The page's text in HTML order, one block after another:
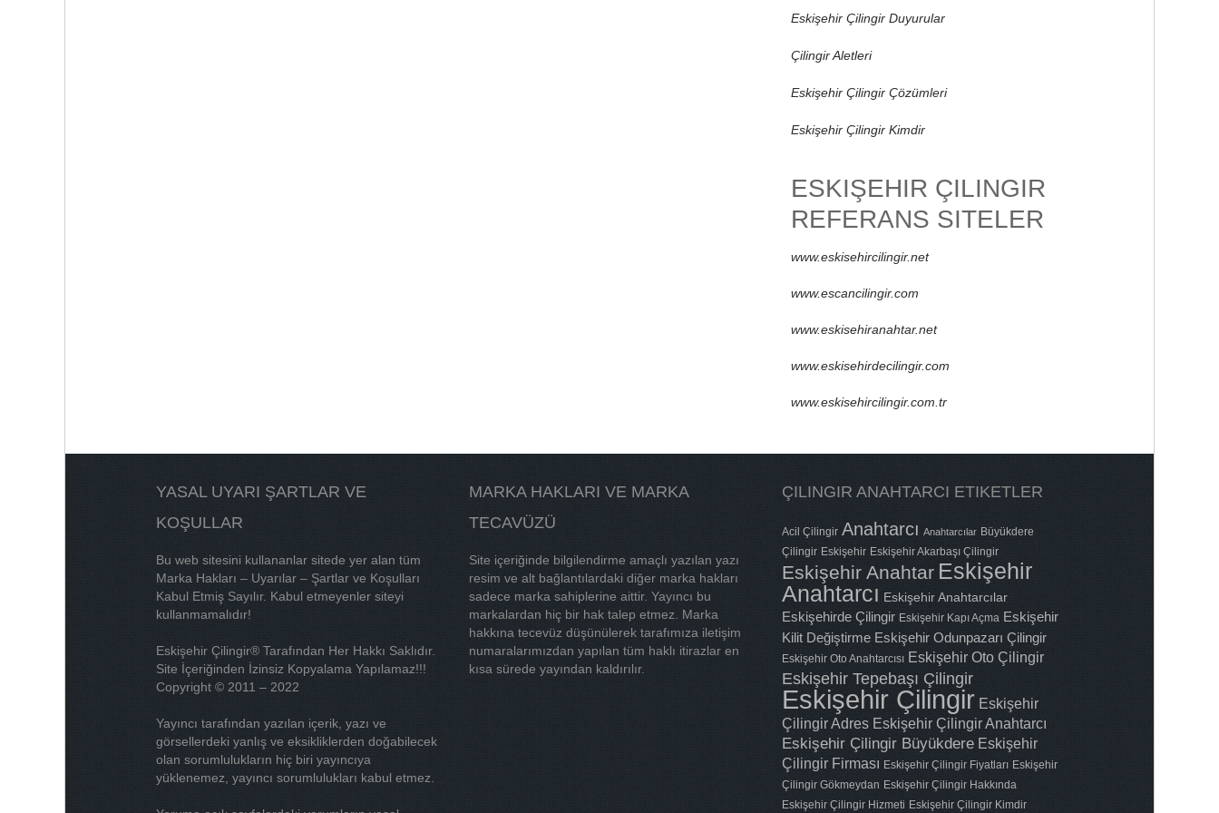
Eskişehir Çilingir Duyurular
Çilingir Aletleri
Eskişehir Çilingir Çözümleri
Eskişehir Çilingir Kimdir
ESKIŞEHIR ÇILINGIR
REFERANS SITELER
www.eskisehircilingir.net
www.escancilingir.com
www.eskisehiranahtar.net
www.eskisehirdecilingir.com
www.eskisehircilingir.com.tr
YASAL UYARI ŞARTLAR VE
KOŞULLAR
Bu web sitesini kullananlar sitede yer alan tüm
Marka Hakları – Uyarılar – Şartlar ve Koşulları
Kabul Etmiş Sayılır. Kabul etmeyenler siteyi
kullanmamalıdır!
Eskişehir Çilingir® Tarafından Her Hakkı Saklıdır.
Site İçeriğinden İzinsiz Kopyalama Yapılamaz!!!
Copyright © 2011 – 2022
Yayıncı tarafından yazılan içerik, yazı ve
görsellerdeki yanlış ve eksikliklerden doğabilecek
olan sorumlulukların hiç biri yayıncıya
yüklenemez, yayıncı sorumlulukları kabul etmez.
MARKA HAKLARI VE MARKA
TECAVÜZÜ
Site içeriğinde bilgilendirme amaçlı yazılan yazı
resim ve alt bağlantılardaki diğer marka hakları
sadece marka sahiplerine aittir. Yayıncı bu
markalardan hiç bir hak talep etmez. Marka
hakkına tecevüz düşünülerek tarafımıza iletişim
numaralarımızdan yapılan tüm haklı itirazlar en
kısa sürede yayından kaldırılır.
ÇILINGIR ANAHTARCI ETIKETLER
Acil Çilingir Anahtarcı Anahtarcılar Büyükdere
Çilingir Eskişehir Eskişehir Akarbaşı Çilingir
Eskişehir Anahtar Eskişehir
Anahtarcı Eskişehir Anahtarcılar
Eskişehirde Çilingir Eskişehir Kapı Açma Eskişehir
Kilit Değiştirme Eskişehir Odunpazarı Çilingir
Eskişehir Oto Anahtarcısı Eskişehir Oto Çilingir
Eskişehir Tepebaşı Çilingir
Eskişehir Çilingir Eskişehir
Çilingir Adres Eskişehir Çilingir Anahtarcı
Eskişehir Çilingir Büyükdere Eskişehir
Çilingir Firması Eskişehir Çilingir Fiyatları Eskişehir
Çilingir Gökmeydan Eskişehir Çilingir Hakkında
Eskişehir Çilingir Hizmeti Eskişehir Çilingir Kimdir